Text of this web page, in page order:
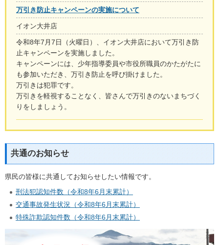
万引き防止キャンペーンの実施について
イオン大井店
令和8年7月7日（火曜日）、イオン大井店において万引き防
止キャンペーンを実施しました。
キャンペーンには、少年指導委員や市役所職員のかたがたに
も参加いただき、万引き防止を呼び掛けました。
万引きは犯罪です。
万引きを軽視することなく、皆さんで万引きのないまちづく
りをしましょう。
共通のお知らせ
県民の皆様に共通してお知らせしたい情報です。
刑法犯認知件数（令和8年6月末累計）
交通事故発生状況（令和8年6月末累計）
特殊詐欺認知件数（令和8年6月末累計）